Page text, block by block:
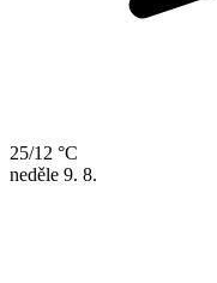
25/12 °C
neděle 9. 8.